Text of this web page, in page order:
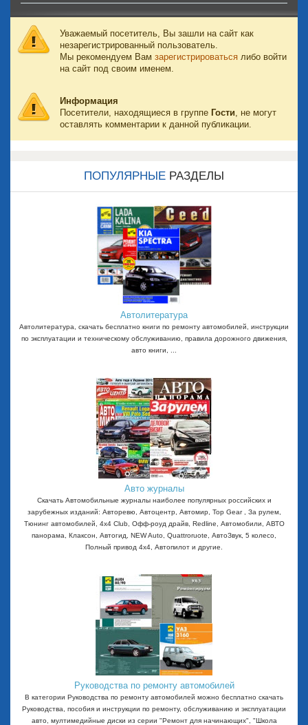
Уважаемый посетитель, Вы зашли на сайт как
незарегистрированный пользователь.
Мы рекомендуем Вам зарегистрироваться либо войти
на сайт под своим именем.
Информация
Посетители, находящиеся в группе Гости, не могут
оставлять комментарии к данной публикации.
ПОПУЛЯРНЫЕ РАЗДЕЛЫ
Автолитература
Автолитература, скачать бесплатно книги по ремонту автомобилей, инструкции
по эксплуатации и техническому обслуживанию, правила дорожного движения,
авто книги, ...
Авто журналы
Скачать Автомобильные журналы наиболее популярных российских и
зарубежных изданий: Авторевю, Автоцентр, Автомир, Top Gear , За рулем,
Тюнинг автомобилей, 4x4 Club, Офф-роуд драйв, Redline, Автомобили, АВТО
панорама, Клаксон, Автогид, NEW Auto, Quattroruote, АвтоЗвук, 5 колесо,
Полный привод 4х4, Автопилот и другие.
Руководства по ремонту автомобилей
В категории Руководства по ремонту автомобилей можно бесплатно скачать
Руководства, пособия и инструкции по ремонту, обслуживанию и эксплуатации
авто, мултимедийные диски из серии "Ремонт для начинающих", "Школа